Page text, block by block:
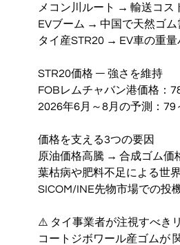
メコン川ルート → 輸送コス
EVブーム → 中国で天然ゴム
タイ産STR20 → EV車の重
STR20価格 ― 強さを維持
FOBレムチャバン港価格：
2026年6月～8月の予測：79
価格を支える3つの要因
原油価格高騰 → 合成ゴム価
葉枯病や肥料不足による世
SICOM/INE先物市場での投
⚠️ タイ事業者が注視すべき
コートジボワール産ゴムが